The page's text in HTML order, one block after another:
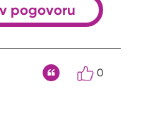
pogovoru
0